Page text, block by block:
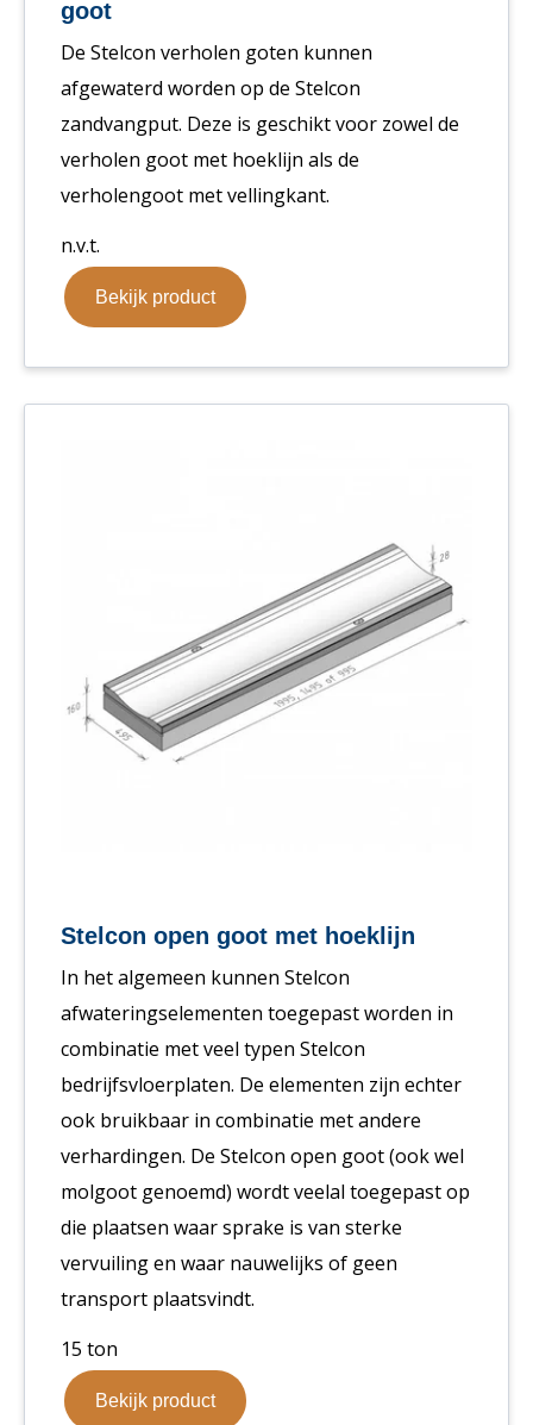
goot
De Stelcon verholen goten kunnen
afgewaterd worden op de Stelcon
zandvangput. Deze is geschikt voor zowel de
verholen goot met hoeklijn als de
verholengoot met vellingkant.
n.v.t.
Bekijk product
Stelcon open goot met hoeklijn
In het algemeen kunnen Stelcon
afwateringselementen toegepast worden in
combinatie met veel typen Stelcon
bedrijfsvloerplaten. De elementen zijn echter
ook bruikbaar in combinatie met andere
verhardingen. De Stelcon open goot (ook wel
molgoot genoemd) wordt veelal toegepast op
die plaatsen waar sprake is van sterke
vervuiling en waar nauwelijks of geen
transport plaatsvindt.
15 ton
Bekijk product